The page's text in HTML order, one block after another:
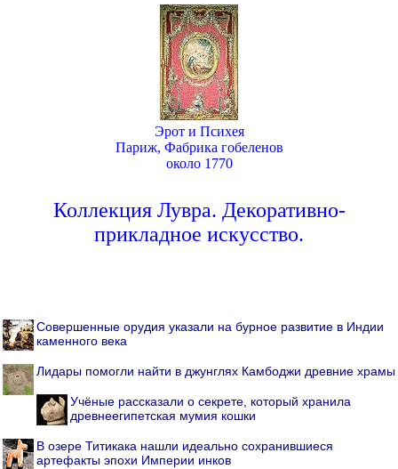
Эрот и Психея
Париж, Фабрика гобеленов
около 1770
Коллекция Лувра. Декоративно-
прикладное искусство.
Совершенные орудия указали на бурное развитие в Индии
каменного века
Лидары помогли найти в джунглях Камбоджи древние храмы
Учёные рассказали о секрете, который хранила
древнеегипетская мумия кошки
В озере Титикака нашли идеально сохранившиеся
артефакты эпохи Империи инков